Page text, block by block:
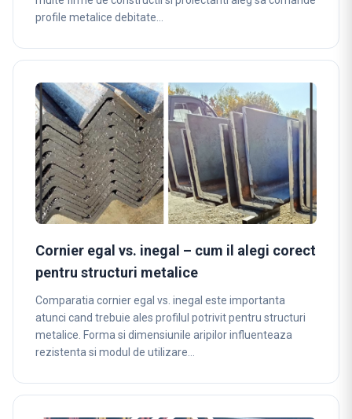
profile metalice debitate…
Cornier egal vs. inegal – cum il alegi corect
pentru structuri metalice
Comparatia cornier egal vs. inegal este importanta
atunci cand trebuie ales profilul potrivit pentru structuri
metalice. Forma si dimensiunile aripilor influenteaza
rezistenta si modul de utilizare…